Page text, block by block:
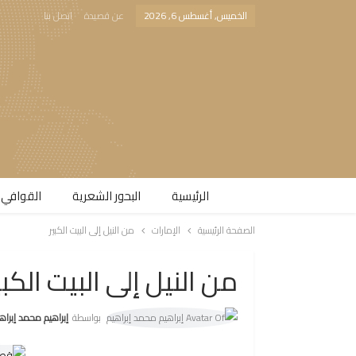
الخميس, أغسطس 6, 2026 عن قصيدة اتصل بنا
الرئيسية البحور الشعرية​
الصفحة الرئيسية الإمارات من النيل إلى البيت الكبير
من النيل إلى البيت
بواسطة إبراهيم محمد